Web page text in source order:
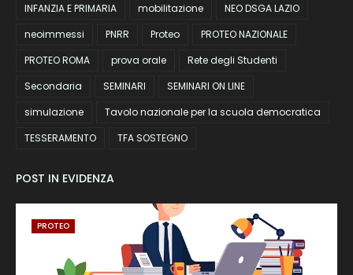
INFANZIA E PRIMARIA
mobilitazione
NEO DSGA LAZIO
neoimmessi
PNRR Proteo
PROTEO NAZIONALE
PROTEO ROMA
prova orale
Rete degli Studenti
Secondaria
SEMINARI
SEMINARI ON LINE
simulazione
Tavolo nazionale per la scuola democratica
TESSERAMENTO
TFA SOSTEGNO
POST IN EVIDENZA
PROTEO